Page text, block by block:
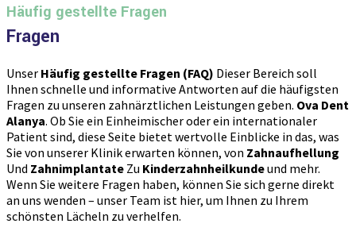
Häufig gestellte Fragen
Fragen
Unser Häufig gestellte Fragen (FAQ) Dieser Bereich soll
Ihnen schnelle und informative Antworten auf die häufigsten
Fragen zu unseren zahnärztlichen Leistungen geben. Ova Dent
Alanya. Ob Sie ein Einheimischer oder ein internationaler
Patient sind, diese Seite bietet wertvolle Einblicke in das, was
Sie von unserer Klinik erwarten können, von Zahnaufhellung
Und Zahnimplantate Zu Kinderzahnheilkundeund mehr.
Wenn Sie weitere Fragen haben, können Sie sich gerne direkt
an uns wenden – unser Team ist hier, um Ihnen zu Ihrem
schönsten Lächeln zu verhelfen.